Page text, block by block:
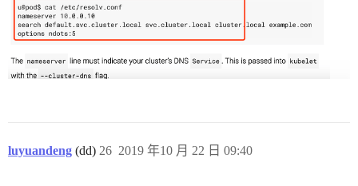
luyuandeng (dd) 2019 年10 月 22 日 09:40
26